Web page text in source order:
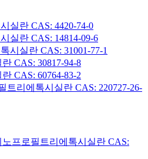
실란 CAS: 4420-74-0
실란 CAS: 14814-09-6
시실란 CAS: 31001-77-1
CAS: 30817-94-8
CAS: 60764-83-2
트리에톡시실란 CAS: 220727-26-
프로필트리에톡시실란 CAS: